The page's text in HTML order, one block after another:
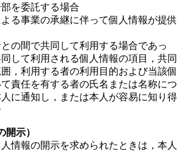
を委託する場合
る事業の承継に伴って個人情報が提供
の間で共同して利用する場合であっ
して利用される個人情報の項目，共同
，利用する者の利用目的および当該個
責任を有する者の氏名または名称につ
に通知し，または本人が容易に知り得
開示）
情報の開示を求められたときは，本人